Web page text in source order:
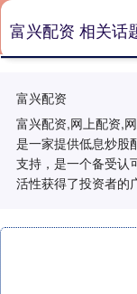
富兴配资
富兴配资,网上配资,
是一家提供低息炒股
支持，是一个备受认
活性获得了投资者的
富兴配资 相关话